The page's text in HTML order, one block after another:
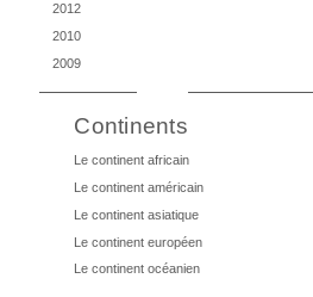
2012
2010
2009
Continents
Le continent africain
Le continent américain
Le continent asiatique
Le continent européen
Le continent océanien